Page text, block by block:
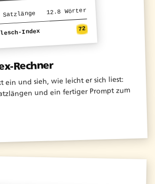
Satzlänge 12.8 Wörter
Index 72
Rechner
ein und sieh, wie leicht er sich liest:
und ein fertiger Prompt zum